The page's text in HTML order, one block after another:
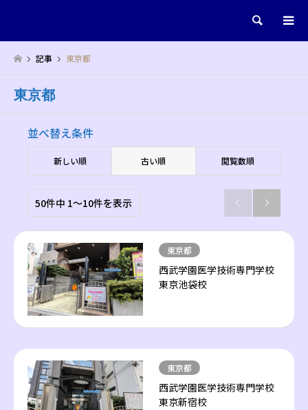
検索
記事 東京都
東京都
並べ替え条件
新しい順 古い順 閲覧数順
50件中 1〜10件を表示  
東京都
西武学園医学技術専門学校
東京池袋校
東京都
西武学園医学技術専門学校
東京新宿校